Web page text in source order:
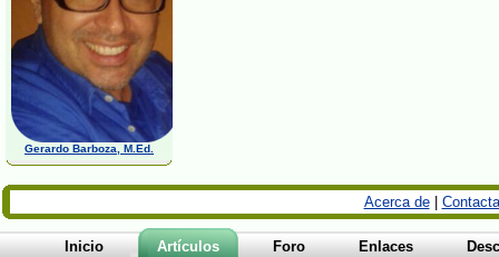
Gerardo Barboza, M.Ed.
Acerca de|
Inicio Artículos Foro Enlaces